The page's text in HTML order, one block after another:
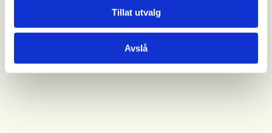
Tillat utvalg
Avslå
Oppmøtested